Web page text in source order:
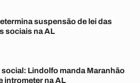
suspensão de lei das
sociais na AL
social: Lindolfo manda Maranhão
intrometer na AL